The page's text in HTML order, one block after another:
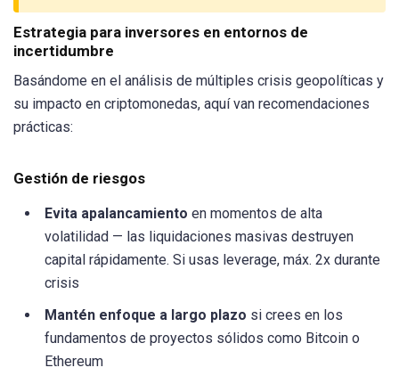
Estrategia para inversores en entornos de
incertidumbre
Basándome en el análisis de múltiples crisis geopolíticas y
su impacto en criptomonedas, aquí van recomendaciones
prácticas:
Gestión de riesgos
Evita apalancamiento en momentos de alta
volatilidad — las liquidaciones masivas destruyen
capital rápidamente. Si usas leverage, máx. 2x durante
crisis
Mantén enfoque a largo plazo si crees en los
fundamentos de proyectos sólidos como Bitcoin o
Ethereum